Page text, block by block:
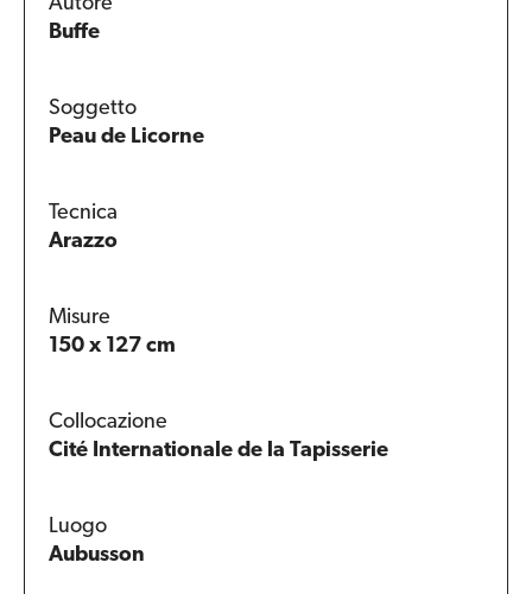
Buffe
Soggetto
Peau de Licorne
Tecnica
Arazzo
Misure
150 x 127 cm
Collocazione
Cité Internationale de la Tapisserie
Luogo
Aubusson